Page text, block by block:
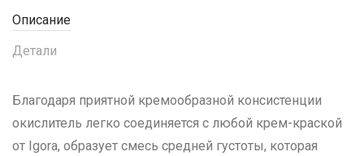
Описание
Детали
Благодаря приятной кремообразной консистенции
окислитель легко соединяется с любой крем-краской
от Igora, образует смесь средней густоты, которая